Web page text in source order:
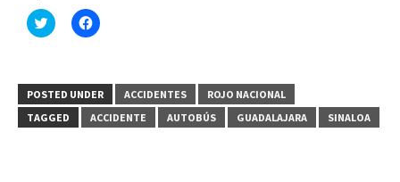
Haz
clic
(Se
abre
en
una
Haz
clic
(Se
abre
en
una
POSTED UNDER ACCIDENTES
ROJO NACIONAL
TAGGED
ACCIDENTE AUTOBÚS GUADALAJARA SINALOA